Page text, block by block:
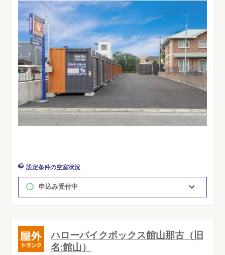
設定条件の空室状況
申込み受付中
ハローバイクボックス館山那古（旧
名:館山）